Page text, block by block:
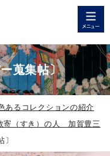
蒐集帖〕
あるコレクションの紹介
（すき）の人 加賀豊三